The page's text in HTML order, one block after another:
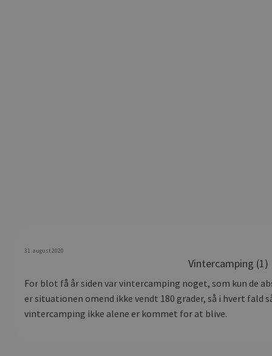
31. august 2020
Vintercamping (1)
For blot få år siden var vintercamping noget, som kun de
er situationen omend ikke vendt 180 grader, så i hvert fald
vintercamping ikke alene er kommet for at blive.